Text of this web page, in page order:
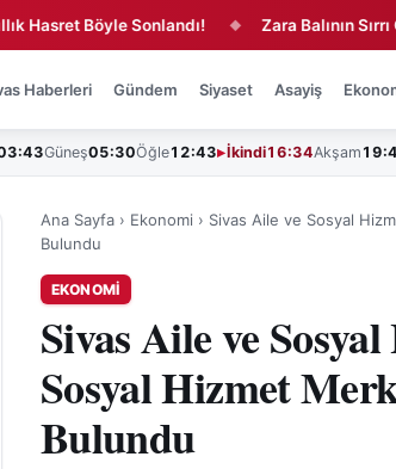
Böyle Sonlandı! ◆ Zara Balının Sırrı
Haberleri Gündem Siyaset Asayiş
Güneş05:30Öğle12:43 İkindi16:34Akşam
Ana Sayfa › Ekonomi › Sivas Aile ve Sosyal
Bulundu
EKONOMI
Sivas Aile ve
Sosyal Hizmet
Bulundu